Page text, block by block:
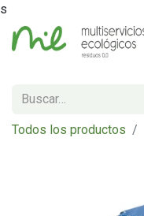
s
Todos los productos